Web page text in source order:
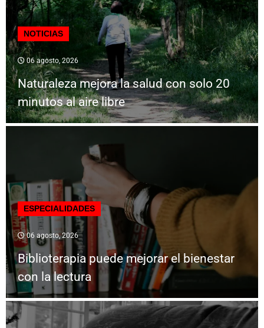
NOTICIAS
06 agosto, 2026
Naturaleza mejora la salud con solo 20
minutos al aire libre
ESPECIALIDADES
06 agosto, 2026
Biblioterapia puede mejorar el bienestar
con la lectura